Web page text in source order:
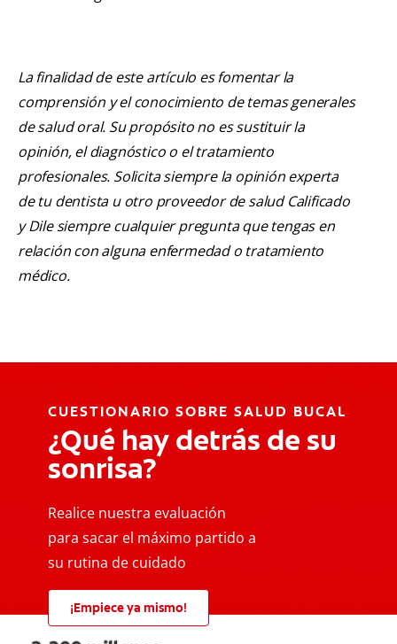
La finalidad de este artículo es fomentar la
comprensión y el conocimiento de temas generales
de salud oral. Su propósito no es sustituir la
opinión, el diagnóstico o el tratamiento
profesionales. Solicita siempre la opinión experta
de tu dentista u otro proveedor de salud Calificado
y Dile siempre cualquier pregunta que tengas en
relación con alguna enfermedad o tratamiento
médico.
CUESTIONARIO SOBRE SALUD BUCAL
¿Qué hay detrás de su
sonrisa?
Realice nuestra evaluación
para sacar el máximo partido a
su rutina de cuidado
¡Empiece ya mismo!